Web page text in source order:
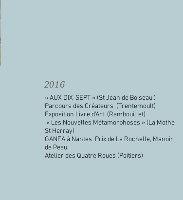
2016
« AUX DIX-SEPT » (St Jean de Boiseau,)
Parcours des Créateurs (Trentemoult)
Exposition Livre d’Art (Rambouillet)
« Les Nouvelles Métamorphoses » (La Mothe
St Herray)
GANFA à Nantes Prix de La Rochelle, Manoir
de Peau,
Atelier des Quatre Roues (Poitiers)